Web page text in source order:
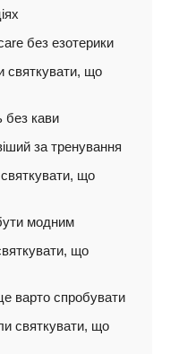
без езотерики
святкувати, що
без кави
за тренування
що
модним
що
варто спробувати
святкувати, що